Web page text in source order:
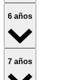
6 años
7 años